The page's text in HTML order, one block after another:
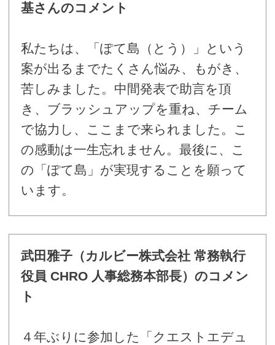
基さんのコメント
私たちは、「ぽて島（とう）」という
案が出るまでたくさん悩み、もがき、
苦しみました。中間発表で助言を頂
き、ブラッシュアップを重ね、チーム
で協力し、ここまで来られました。こ
の感動は一生忘れません。最後に、こ
の「ぽて島」が実現することを願って
います。
武田雅子（カルビー株式会社 常務執行
役員 CHRO 人事総務本部長）のコメン
ト
４年ぶりに参加した「クエストエデュ